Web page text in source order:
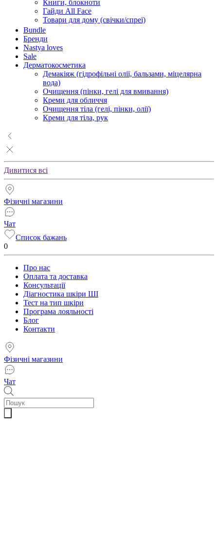
Книги, блокноти
Гайди All Face
Товари для дому (свічки/спреї)
Bundle
Бренди
Nastya loves
Sale
Дерматокосметика
Демакіяж (гідрофільні олії, бальзами, міцелярна
вода)
Очищення (пінки, гелі для вмивання)
Креми для обличчя
Очищення тіла (гелі, пінки, олії)
Креми для тіла, рук
Дивитися всі
Фізичні магазини
Чат
Список бажань
0
Про нас
Оплата та доставка
Консультації
Діагностика шкіри ШІ
Тест на тип шкіри
Програма лояльності
Блог
Контакти
Фізичні магазини
Чат
Пошук
товарів